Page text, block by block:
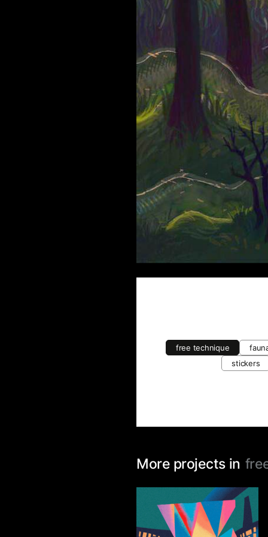
0
free technique
stickers
More projects in